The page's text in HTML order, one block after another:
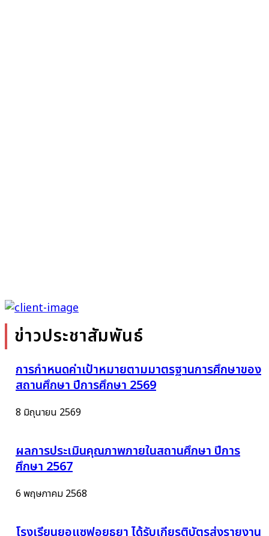
ข่าวประชาสัมพันธ์
การกำหนดค่าเป้าหมายตามมาตรฐานการศึกษาของ
สถานศึกษา ปีการศึกษา 2569
8 มิถุนายน 2569
ผลการประเมินคุณภาพภายในสถานศึกษา ปีการ
ศึกษา 2567
6 พฤษภาคม 2568
โรงเรียนยอแซฟอยุธยา ได้รับเกียรติบัตรส่งรายงาน